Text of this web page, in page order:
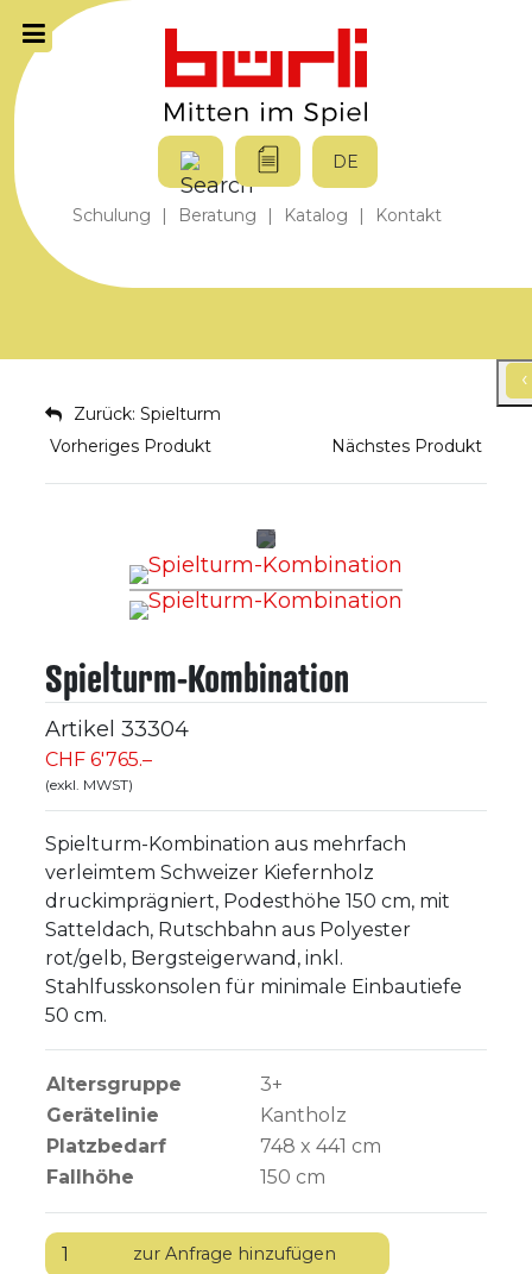
Schulung | Beratung | Katalog | Kontakt
DE
Zurück: Spielturm
Vorheriges Produkt
Nächstes Produkt
Spielturm-Kombination
Artikel 33304
CHF 6'765.–
(exkl. MWST)
Spielturm-Kombination aus mehrfach
verleimtem Schweizer Kiefernholz
druckimprägniert, Podesthöhe 150 cm, mit
Satteldach, Rutschbahn aus Polyester
rot/gelb, Bergsteigerwand, inkl.
Stahlfusskonsolen für minimale Einbautiefe
50 cm.
Altersgruppe
3+
Gerätelinie
Kantholz
Platzbedarf
748 x 441 cm
Fallhöhe
150 cm
‹‹